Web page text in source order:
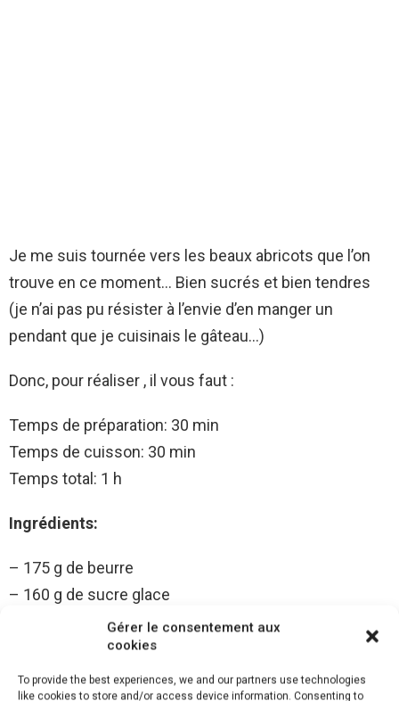
Gérer le consentement aux
cookies
To provide the best experiences, we and our partners use technologies
like cookies to store and/or access device information. Consenting to
Je me suis tournée vers les beaux abricots que l’on
trouve en ce moment… Bien sucrés et bien tendres
(je n’ai pas pu résister à l’envie d’en manger un
pendant que je cuisinais le gâteau…)
Donc, pour réaliser , il vous faut :
Temps de préparation: 30 min
Temps de cuisson: 30 min
Temps total: 1 h
Ingrédients:
– 175 g de beurre
– 160 g de sucre glace
– 90 g de poudre d’amande
– 60 g de farine
– 4 gros blancs d’œufs